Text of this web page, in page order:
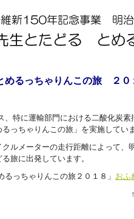
るっちゃりんこの旅 ２０
、特に運輸部門における二酸化炭
っちゃりんこの旅」を実施していま
ルメーターの走行距離によって、
旅に出発しています。
っちゃりんこの旅２０１８」 おふ